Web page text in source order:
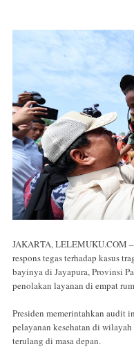
JAKARTA, LELEMUKU.COM
respons tegas terhadap kasus
bayinya di Jayapura, Provinsi
penolakan layanan di empat
Presiden memerintahkan audit
pelayanan kesehatan di
terulang di masa depan.